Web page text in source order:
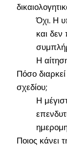
Όχι. Η
και
Η
Πόσο
σχεδίου;
Η
Ποιος κάνει